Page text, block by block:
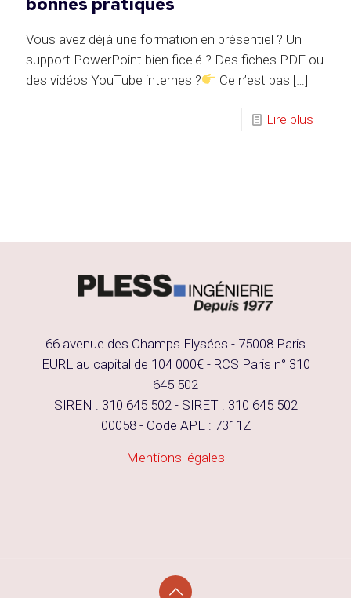
Vous avez déjà une formation en présentiel ? Un
support PowerPoint bien ficelé ? Des fiches PDF ou
des vidéos YouTube internes ?
Ce n’est pas […]
Lire plus
66 avenue des Champs Elysées - 75008 Paris
EURL au capital de 104 000€ - RCS Paris n° 310
645 502
SIREN : 310 645 502 - SIRET : 310 645 502
00058 - Code APE : 7311Z
Mentions légales